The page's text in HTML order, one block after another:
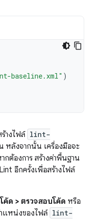
baseline.xml" )
างไฟล์ lint-
หลังจากนั้น เครื่องมือจะ
ต้องการ สร้างค่าพื้นฐาน
อีกครั้งเพื่อสร้างไฟล์
โค้ด > ตรวจสอบโค้ด หรือ
แหน่งของไฟล์ lint-